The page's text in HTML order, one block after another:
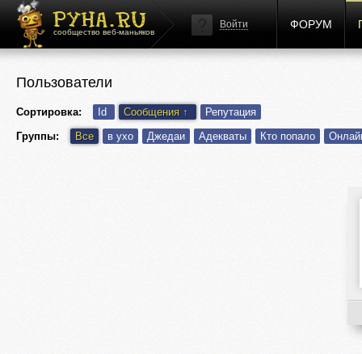
сообщество веб-маньяков
Войти ФОРУМ
Пользователи
Сортировка: Id Сообщения ↑
Репутация
Группы:
Все в ухо Джедаи Адекваты Кто попало